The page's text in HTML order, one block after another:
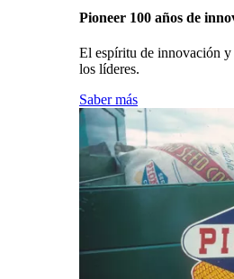
Pioneer 100 años de
El espíritu de innovación y
los líderes.
Saber más